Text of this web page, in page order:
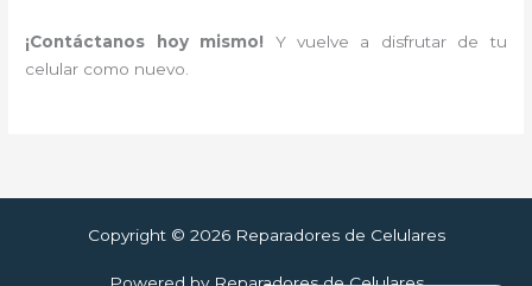
¡Contáctanos hoy mismo! Y vuelve a disfrutar de tu
celular como nuevo.
Copyright © 2026 Reparadores de Celulares